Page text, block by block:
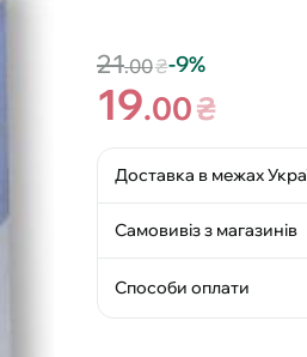
21.00₴-9%
19.00₴
Доставка в межах
Самовивіз з магазинів
Способи оплати